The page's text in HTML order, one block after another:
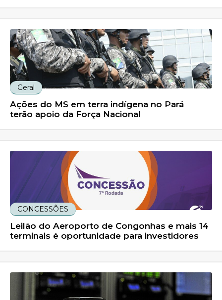
Geral
Ações do MS em terra indígena no Pará
terão apoio da Força Nacional
CONCESSÕES
Leilão do Aeroporto de Congonhas e mais 14
terminais é oportunidade para investidores